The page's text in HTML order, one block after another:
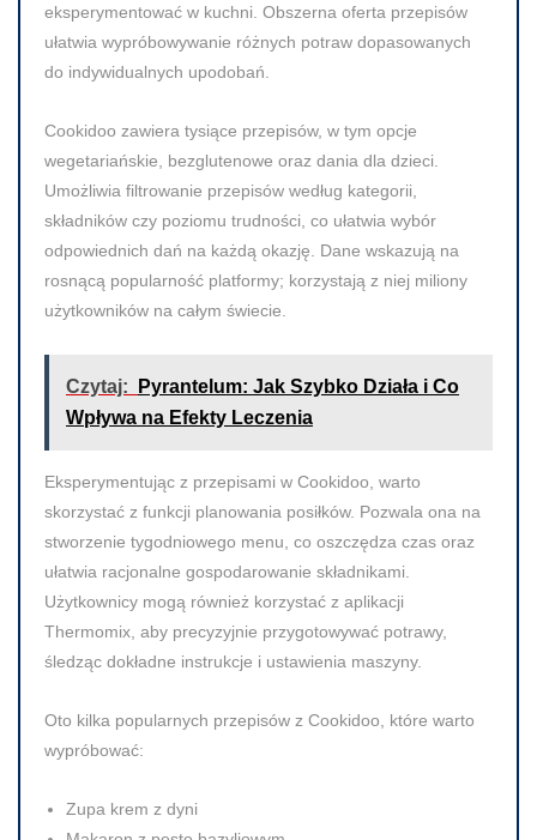
eksperymentować w kuchni. Obszerna oferta przepisów
ułatwia wypróbowywanie różnych potraw dopasowanych
do indywidualnych upodobań.
Cookidoo zawiera tysiące przepisów, w tym opcje
wegetariańskie, bezglutenowe oraz dania dla dzieci.
Umożliwia filtrowanie przepisów według kategorii,
składników czy poziomu trudności, co ułatwia wybór
odpowiednich dań na każdą okazję. Dane wskazują na
rosnącą popularność platformy; korzystają z niej miliony
użytkowników na całym świecie.
Czytaj:
Pyrantelum: Jak Szybko Działa i Co
Wpływa na Efekty Leczenia
Eksperymentując z przepisami w Cookidoo, warto
skorzystać z funkcji planowania posiłków. Pozwala ona na
stworzenie tygodniowego menu, co oszczędza czas oraz
ułatwia racjonalne gospodarowanie składnikami.
Użytkownicy mogą również korzystać z aplikacji
Thermomix, aby precyzyjnie przygotowywać potrawy,
śledząc dokładne instrukcje i ustawienia maszyny.
Oto kilka popularnych przepisów z Cookidoo, które warto
wypróbować:
Zupa krem z dyni